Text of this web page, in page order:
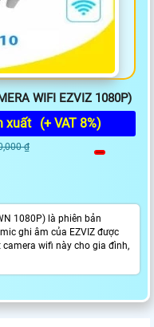
WIFI EZVIZ 1080P)
xuất (+ VAT 8%)
₫
1080P) là phiên bản
ghi âm của EZVIZ được
wifi này cho gia đình,